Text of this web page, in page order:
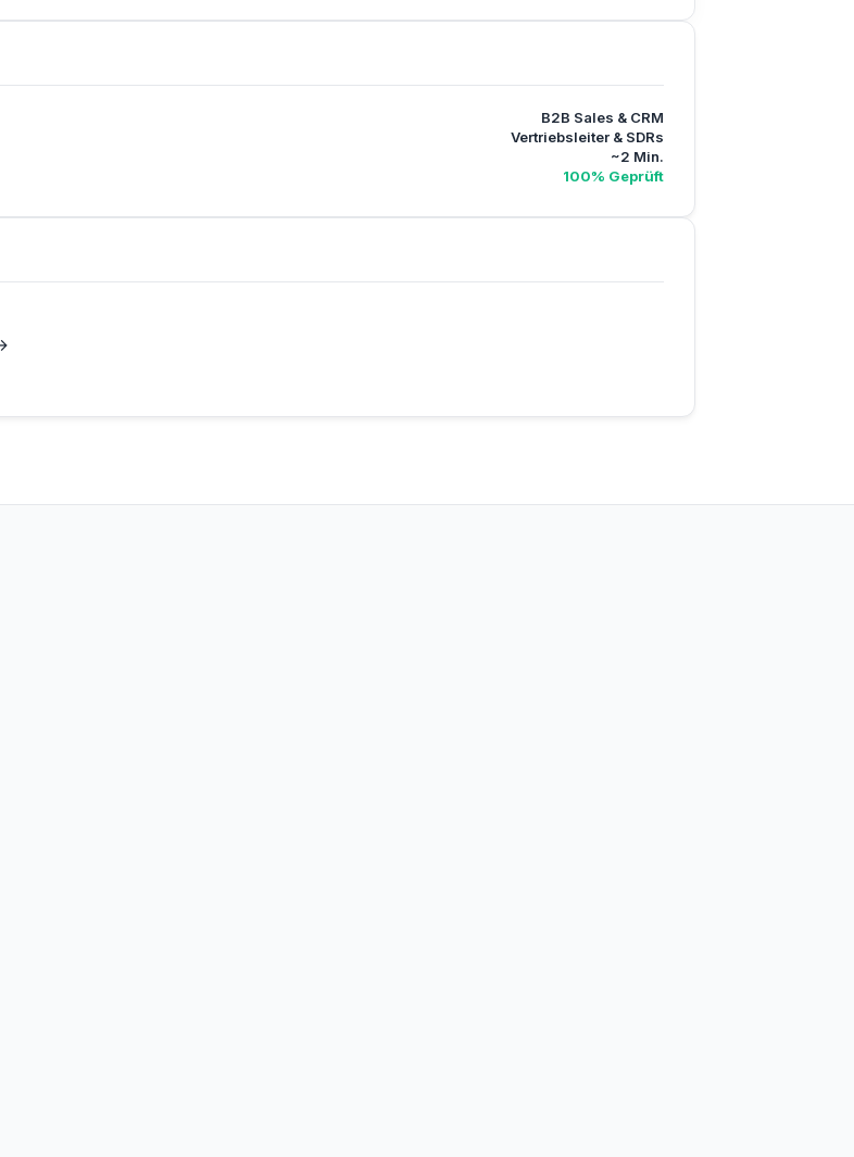
B2B Sales & CRM
Vertriebsleiter & SDRs
~2 Min.
100% Geprüft